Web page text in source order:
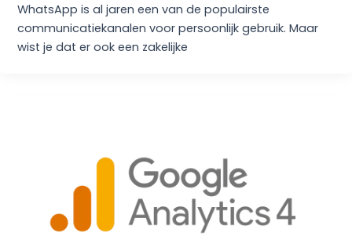
WhatsApp is al jaren een van de populairste
communicatiekanalen voor persoonlijk gebruik. Maar
wist je dat er ook een zakelijke